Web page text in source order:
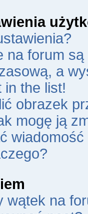
forum są
a
in the list!
obrazek
mogę ją
wątek na